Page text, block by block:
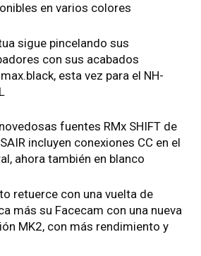
en varios colores
sigue pincelando sus
con sus acabados
esta vez para el NH-
fuentes RMx SHIFT de
incluyen conexiones CC en el
ahora también en blanco
retuerce con una vuelta de
más su Facecam con una nueva
MK2, con más rendimiento y